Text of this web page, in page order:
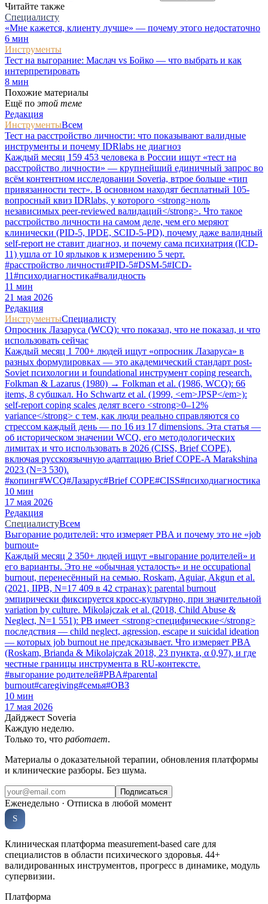
Читайте также
Специалисту
«Мне кажется, клиенту лучше» — почему этого недостаточно
6 мин
Инструменты
Тест на выгорание: Маслач vs Бойко — что выбрать и как
интерпретировать
8 мин
Похожие материалы
Ещё по этой теме
Редакция
ИнструментыВсем
Тест на расстройство личности: что показывают валидные
инструменты и почему IDRlabs не диагноз
Каждый месяц 159 453 человека в России ищут «тест на
расстройство личности» — крупнейший единичный запрос во
всём контентном исследовании Soveria, втрое больше «тип
привязанности тест». В основном находят бесплатный 105-
вопросный квиз IDRlabs, у которого <strong>ноль
независимых peer-reviewed валидаций</strong>. Что такое
расстройство личности на самом деле, чем его меряют
клинически (PID-5, IPDE, SCID-5-PD), почему даже валидный
self-report не ставит диагноз, и почему сама психиатрия (ICD-
11) ушла от 10 ярлыков к измерению 5 черт.
#расстройство личности#PID-5#DSM-5#ICD-
11#психодиагностика#валидность
11 мин
21 мая 2026
Редакция
ИнструментыСпециалисту
Опросник Лазаруса (WCQ): что показал, что не показал, и что
использовать сейчас
Каждый месяц 1 700+ людей ищут «опросник Лазаруса» в
разных формулировках — это академический стандарт post-
Soviet психологии и foundational инструмент coping research.
Folkman & Lazarus (1980) → Folkman et al. (1986, WCQ): 66
items, 8 субшкал. Но Schwartz et al. (1999, <em>JPSP</em>):
self-report coping scales делят всего <strong>0–12%
variance</strong> с тем, как люди реально справляются со
стрессом каждый день — по 16 из 17 dimensions. Эта статья —
об историческом значении WCQ, его методологических
лимитах и что использовать в 2026 (CISS, Brief COPE),
включая русскоязычную адаптацию Brief COPE-A Marakshina
2023 (N=3 530).
#копинг#WCQ#Лазарус#Brief COPE#CISS#психодиагностика
10 мин
17 мая 2026
Редакция
СпециалистуВсем
Выгорание родителей: что измеряет PBA и почему это не «job
burnout»
Каждый месяц 2 350+ людей ищут «выгорание родителей» и
его варианты. Это не «обычная усталость» и не occupational
burnout, перенесённый на семью. Roskam, Aguiar, Akgun et al.
(2021, IIPB, N=17 409 в 42 странах): parental burnout
эмпирически фиксируется кросс-культурно, при значительной
variation by culture. Mikolajczak et al. (2018, Child Abuse &
Neglect, N=1 551): PB имеет <strong>специфические</strong>
последствия — child neglect, agression, escape и suicidal ideation
— которых job burnout не предсказывает. Что измеряет PBA
(Roskam, Brianda & Mikolajczak 2018, 23 пункта, α 0,97), и где
честные границы инструмента в RU-контексте.
#выгорание родителей#PBA#parental
burnout#caregiving#семья#ОВЗ
10 мин
17 мая 2026
Дайджест Soveria
Каждую неделю.
Только то, что работает.
Материалы о доказательной терапии, обновления платформы
и клинические разборы. Без шума.
Подписаться
Еженедельно · Отписка в любой момент
S
Клиническая платформа measurement-based care для
специалистов в области психического здоровья. 44+
валидированных инструментов, прогресс в динамике, модуль
супервизии.
Платформа